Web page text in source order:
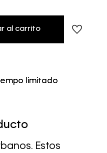
al carrito
limitado
Estos